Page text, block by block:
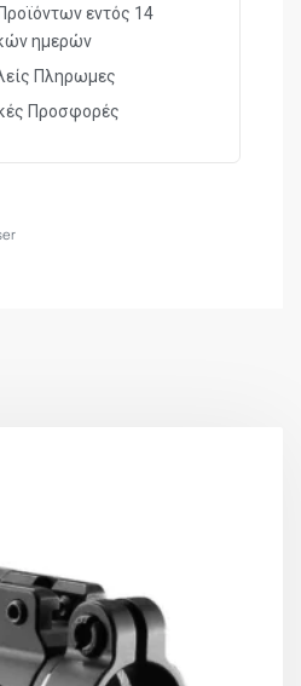
εντός 14
ημερών
Πληρωμες
Προσφορές